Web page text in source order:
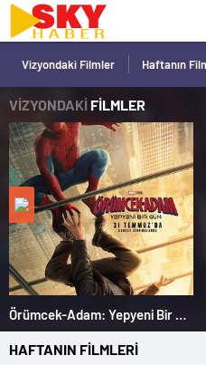
Vizyondaki Filmler Haftanın
VİZYONDAKİ FİLMLER
Örümcek-Adam: Yepyeni Bir Gün
HAFTANIN FİLMLERİ